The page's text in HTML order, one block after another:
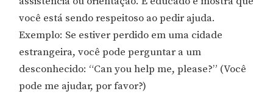
você está sendo respeitoso ao pedir ajuda.
Exemplo: Se estiver perdido em uma cidade
estrangeira, você pode perguntar a um
desconhecido: “Can you help me, please?” (Você
pode me ajudar, por favor?)